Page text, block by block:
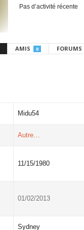
Pas d’activité récente
AMIS 0 FORUMS
Midu54
Autre…
11/15/1980
01/02/2013
Sydney